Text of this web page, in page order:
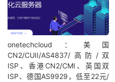
onetechcloud：美国
CN2/CUII/AS4837/高防/双
ISP、香港CN2/CMI、英国双
ISP、德国AS9929，低至22元/